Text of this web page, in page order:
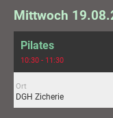
Mittwoch
Pilates
10:30 - 11:30
Ort
DGH Zicherie